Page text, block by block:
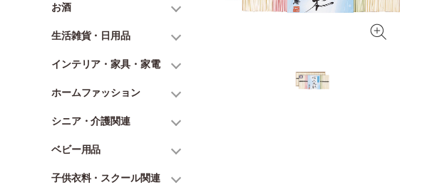
お酒
生活雑貨・日用品
インテリア・家具・家電
ホームファッション
シニア・介護関連
ベビー用品
子供衣料・スクール関連